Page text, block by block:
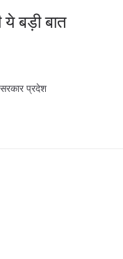
बड़ी बात
प्रदेश